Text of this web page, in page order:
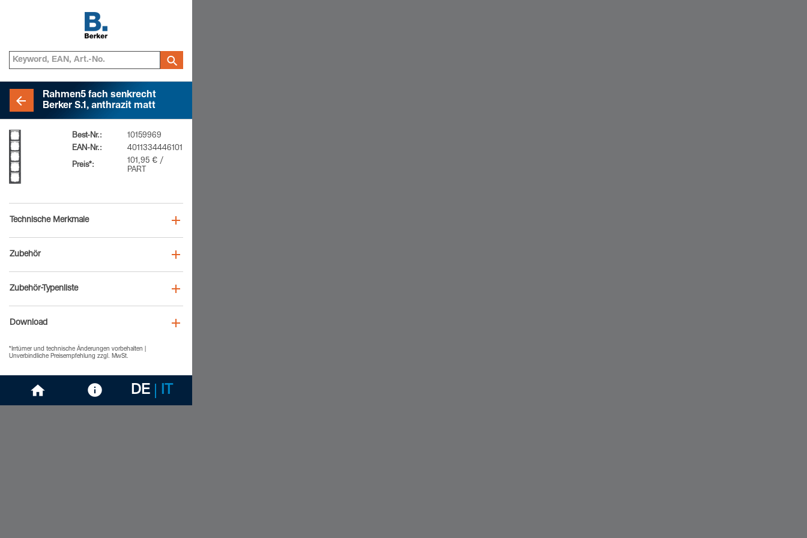
Rahmen5 fach senkrecht
Berker S.1, anthrazit matt
Best-Nr.:
10159969
EAN-Nr.:
4011334446101
Preis*:
101,95 € /
PART
Technische Merkmale
Zubehör
Zubehör-Typenliste
Download
*Irrtümer und technische Änderungen vorbehalten |
Unverbindliche Preisempfehlung zzgl. MwSt.
DE IT